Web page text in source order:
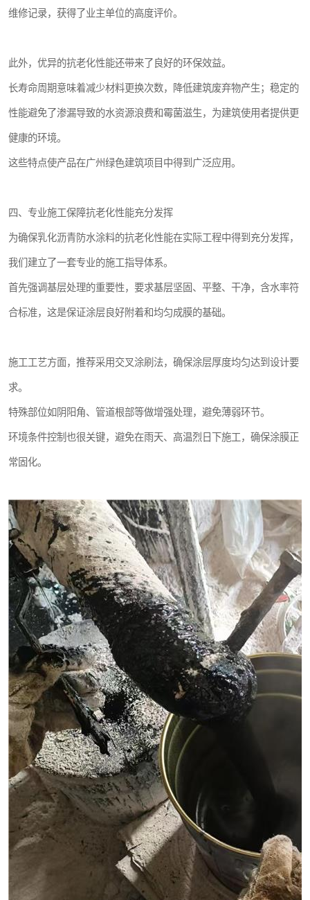
维修记录，获得了业主单位的高度评价。
此外，优异的抗老化性能还带来了良好的环保效益。
长寿命周期意味着减少材料更换次数，降低建筑废弃物产生；稳定的
性能避免了渗漏导致的水资源浪费和霉菌滋生，为建筑使用者提供更
健康的环境。
这些特点使产品在广州绿色建筑项目中得到广泛应用。
四、专业施工保障抗老化性能充分发挥
为确保乳化沥青防水涂料的抗老化性能在实际工程中得到充分发挥，
我们建立了一套专业的施工指导体系。
首先强调基层处理的重要性，要求基层坚固、平整、干净，含水率符
合标准，这是保证涂层良好附着和均匀成膜的基础。
施工工艺方面，推荐采用交叉涂刷法，确保涂层厚度均匀达到设计要
求。
特殊部位如阴阳角、管道根部等做增强处理，避免薄弱环节。
环境条件控制也很关键，避免在雨天、高温烈日下施工，确保涂膜正
常固化。